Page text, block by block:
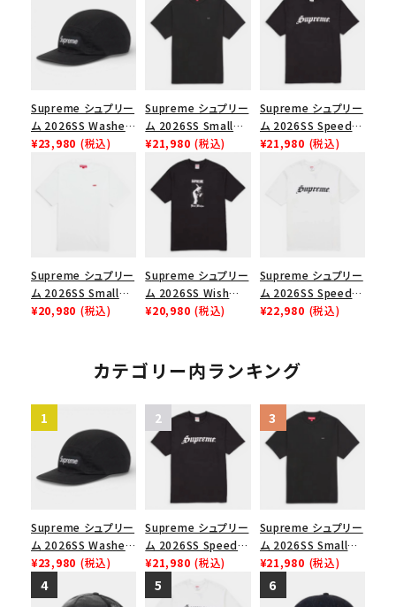
Supreme シュプリー
ム 2026SS Washed
Chino Twill Camp
¥23,980 (税込)
Supreme シュプリー
ム 2026SS Small
Box Tee スモールボ
ックスTシャツ ブラッ
¥21,980 (税込)
Supreme シュプリー
ム 2026SS Speed
Tee スピードTシャツ
¥21,980 (税込)
Supreme シュプリー
ム 2026SS Small
Box Tee スモールボ
¥20,980 (税込)
Supreme シュプリー
ム 2026SS Wish
Tee ウィッシュTシ
¥20,980 (税込)
Supreme シュプリー
ム 2026SS Speed
Tee スピードTシャツ
¥22,980 (税込)
カテゴリー内ランキング
Supreme シュプリー
ム 2026SS Washed
Chino Twill Camp
Cap ウォッシュド チ
ノツイル キャンプキャ
¥23,980 (税込)
Supreme シュプリー
ム 2026SS Speed
Tee スピードTシャツ
ブラック
¥21,980 (税込)
Supreme シュプリー
ム 2026SS Small
Box Tee スモールボ
ックスTシャツ ブラッ
ク
¥21,980 (税込)